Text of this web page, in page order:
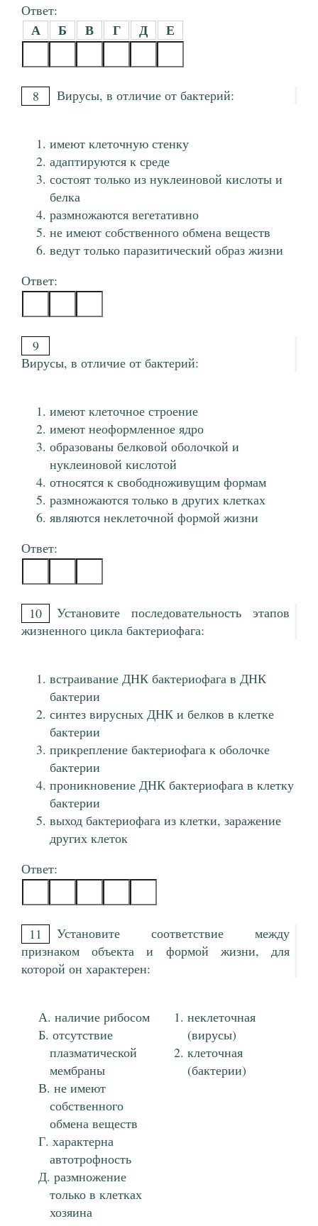
Ответ:
А Б В Г Д Е
8 Вирусы, в отличие от бактерий:
имеют клеточную стенку
адаптируются к среде
состоят только из нуклеиновой кислоты и
белка
размножаются вегетативно
не имеют собственного обмена веществ
ведут только паразитический образ жизни
Ответ:
9
Вирусы, в отличие от бактерий:
имеют клеточное строение
имеют неоформленное ядро
образованы белковой оболочкой и
нуклеиновой кислотой
относятся к свободноживущим формам
размножаются только в других клетках
являются неклеточной формой жизни
Ответ:
10
Установите последовательность этапов
жизненного цикла бактериофага:
встраивание ДНК бактериофага в ДНК
бактерии
синтез вирусных ДНК и белков в клетке
бактерии
прикрепление бактериофага к оболочке
бактерии
проникновение ДНК бактериофага в клетку
бактерии
выход бактериофага из клетки, заражение
других клеток
Ответ:
11
Установите соответствие между
признаком объекта и формой жизни, для
которой он характерен:
наличие рибосом
отсутствие
плазматической
мембраны
не имеют
собственного
обмена веществ
характерна
автотрофность
размножение
только в клетках
хозяина
неклеточная
(вирусы)
клеточная
(бактерии)